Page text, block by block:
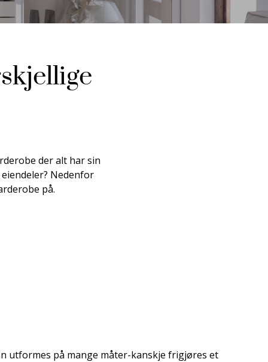
der alt har sin
Nedenfor
på.​
utformes på mange måter-kanskje frigjøres et